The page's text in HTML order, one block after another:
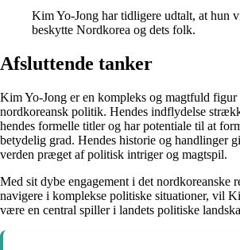
Kim Yo-Jong har tidligere udtalt, at hun
beskytte Nordkorea og dets folk.
Afsluttende tanker
Kim Yo-Jong er en kompleks og magtfuld
nordkoreansk politik. Hendes indflydelse
hendes formelle titler og har potentiale til at
betydelig grad. Hendes historie og handlinger
verden præget af politisk intriger og magtspil.
Med sit dybe engagement i det nordkoreanske
navigere i komplekse politiske situationer, vil
være en central spiller i landets politiske